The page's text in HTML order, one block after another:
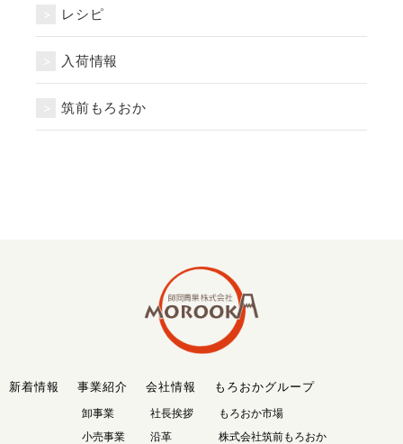
レシピ
入荷情報
筑前もろおか
新着情報 事業紹介
卸事業
小売事業
会社情報
社長挨拶
沿革
もろおかグループ
もろおか市場
株式会社筑前もろおか